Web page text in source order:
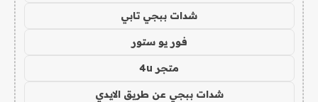
شدات ببجي تابي
فور يو ستور
متجر 4u
شدات ببجي عن طريق الايدي